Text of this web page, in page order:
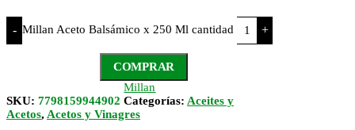
- Millan Aceto Balsámico x 250 Ml cantidad +
COMPRAR
Millan
SKU: 7798159944902 Categorías: Aceites y
Acetos, Acetos y Vinagres